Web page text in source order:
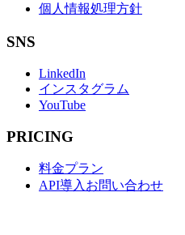
個人情報処理方針
SNS
LinkedIn
インスタグラム
YouTube
PRICING
料金プラン
API導入お問い合わせ